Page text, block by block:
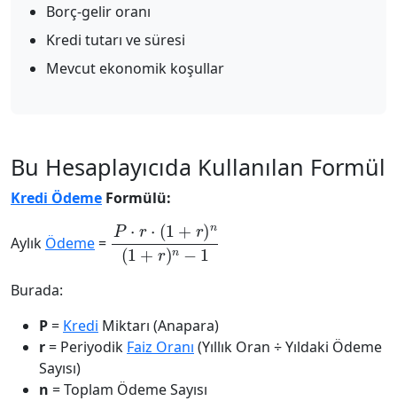
Borç-gelir oranı
Kredi tutarı ve süresi
Mevcut ekonomik koşullar
Bu Hesaplayıcıda Kullanılan Formül
Kredi Ödeme Formülü:
Aylık Ödeme=
P⋅r⋅ (1+r) n( 1+r
Burada:
P= Kredi Miktarı (Anapara)
r= Periyodik Faiz Oranı (Yıllık Oran ÷ Yıldaki Ödeme
Sayısı)
n = Toplam Ödeme Sayısı